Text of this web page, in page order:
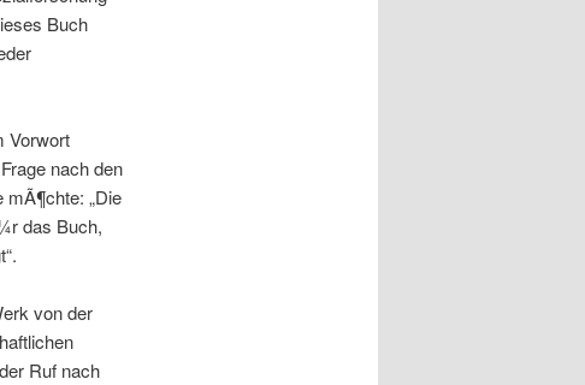
Buch
Vorwort
nach den
„Die
das Buch,
von der
Ruf nach